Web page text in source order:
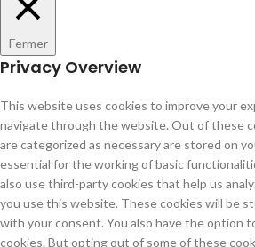
Fermer
Privacy Overview
This website uses cookies to improve your
navigate through the website. Out of these
are categorized as necessary are stored on
essential for the working of basic
also use third-party cookies that help us
you use this website. These cookies will be
with your consent. You also have the option
cookies. But opting out of some of these